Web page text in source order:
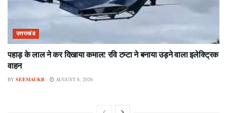
उत्तराखंड
पहाड़ के लाल ने कर दिखाया कमाल! रवि टम्टा ने बनाया उड़ने वाला इलेक्ट्रिक
वाहन
BY SEEMAUKB AUGUST 8, 2026